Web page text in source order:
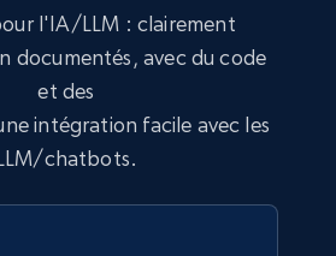
Buy Now
Category url, Category, and
l'IA/LLM : clairement
documentés, avec du code
et des
intégration facile avec les
chatbots.